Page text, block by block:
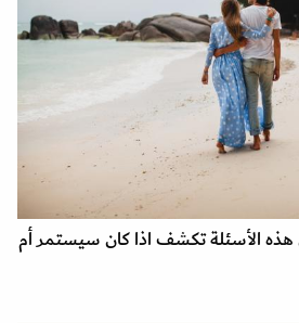
هذه الأسئلة تكشف اذا كان سيستمر أم